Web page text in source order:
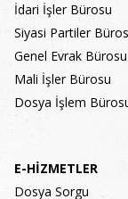
İdari İşler Bürosu
Siyasi Partiler
Genel Evrak Bürosu
Mali İşler Bürosu
Dosya İşlem
E-HİZMETLER
Dosya Sorgu